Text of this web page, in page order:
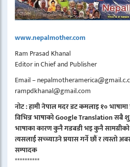
www.nepalmother.com
Ram Prasad Khanal
Editor in Chief and Publisher
Email –
rampdkhanal@gmail.com
नोट : हामी नेपाल मदर डट कमलाइ १० भाषामा
विभिन्न भाषाको Google Translation सबै
भाषाका कारण कुनै गडबडी भइ कुनै
त्यसलाई सच्च्याउने प्रयास गर्ने छौं र त्यस्तो
सम्पादक
**********